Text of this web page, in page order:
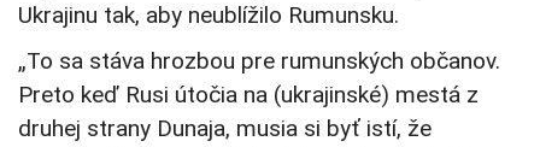
Ukrajinu tak, aby neublížilo Rumunsku.
„To sa stáva hrozbou pre rumunských občanov.
Preto keď Rusi útočia na (ukrajinské) mestá z
druhej strany Dunaja, musia si byť istí, že